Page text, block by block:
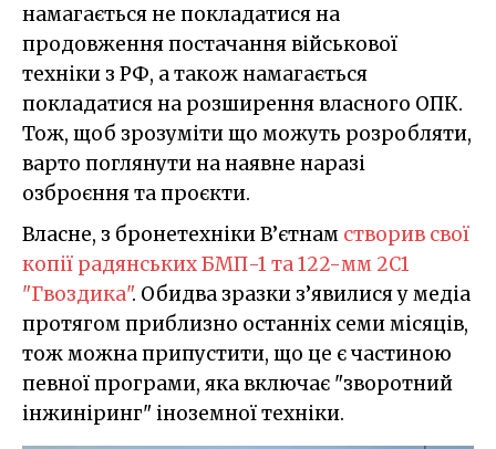
намагається не покладатися на
продовження постачання військової
техніки з РФ, а також намагається
покладатися на розширення власного ОПК.
Тож, щоб зрозуміти що можуть розробляти,
варто поглянути на наявне наразі
озброєння та проєкти.
Власне, з бронетехніки В’єтнам створив свої
копії радянських БМП-1 та 122-мм 2С1
"Гвоздика". Обидва зразки з’явилися у медіа
протягом приблизно останніх семи місяців,
тож можна припустити, що це є частиною
певної програми, яка включає "зворотний
інжиніринг" іноземної техніки.